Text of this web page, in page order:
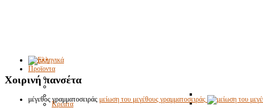
Αρχικη
Προϊοντα
Κρεατα
Χοιρινή πανσέτα
μέγεθος γραμματοσειράς μείωση του μεγέθους γραμματοσειράς